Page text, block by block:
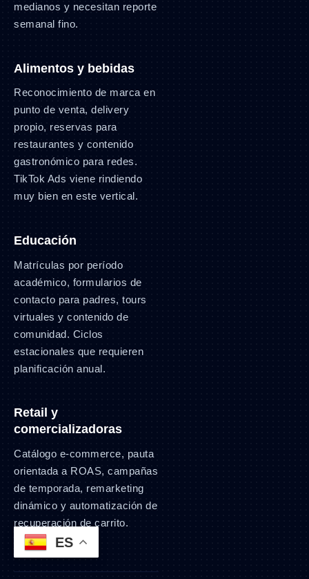
medianos y necesitan reporte
semanal fino.
Alimentos y bebidas
Reconocimiento de marca en
punto de venta, delivery
propio, reservas para
restaurantes y contenido
gastronómico para redes.
TikTok Ads viene rindiendo
muy bien en este vertical.
Educación
Matrículas por período
académico, formularios de
contacto para padres, tours
virtuales y contenido de
comunidad. Ciclos
estacionales que requieren
planificación anual.
Retail y
comercializadoras
Catálogo e-commerce, pauta
orientada a ROAS, campañas
de temporada, remarketing
dinámico y automatización de
recuperación de carrito.
ES